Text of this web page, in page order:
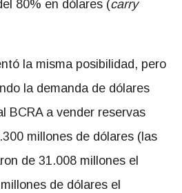
80% en dólares (carry
la misma posibilidad, pero
la demanda de dólares
BCRA a vender reservas
millones de dólares (las
de 31.008 millones el
de dólares el